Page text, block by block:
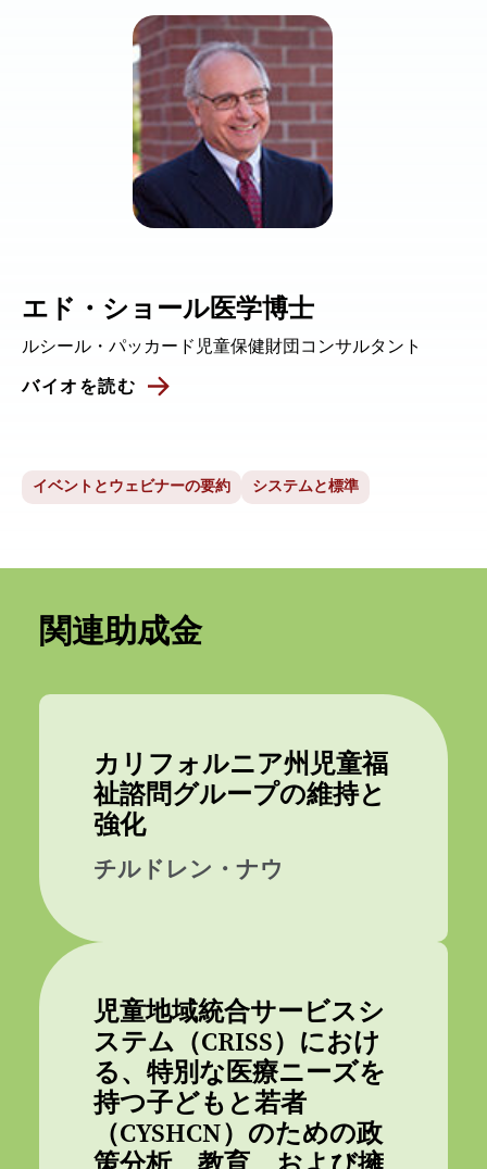
エド・ショール医学博士
ルシール・パッカード児童保健財団コンサルタント
バイオを読む
イベントとウェビナーの要約 システムと標準
関連助成金
カリフォルニア州児童福
祉諮問グループの維持と
強化
チルドレン・ナウ
児童地域統合サービスシ
ステム（CRISS）におけ
る、特別な医療ニーズを
持つ子どもと若者
（CYSHCN）のための政